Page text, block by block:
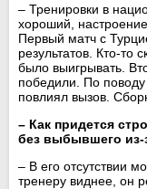
– Тренировки в
хороший,
Первый матч с
результатов. Кто-то
было выигрывать.
победили. По поводу
повлиял вызов.
– Как придется
без выбывшего из-
– В его отсутствии
тренеру виднее, он